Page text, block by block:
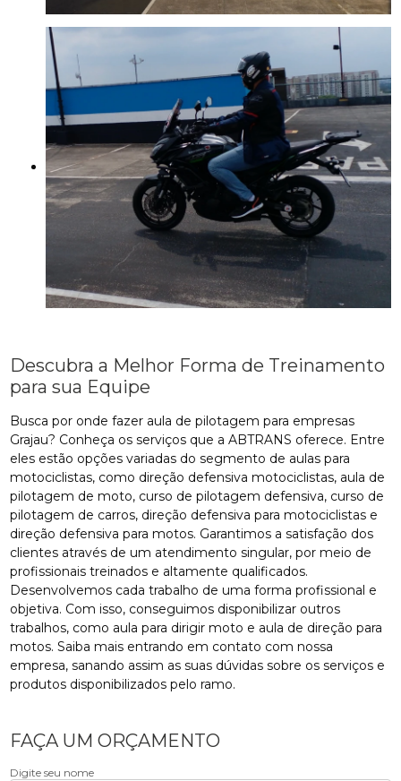
Descubra a Melhor Forma de Treinamento
para sua Equipe
Busca por onde fazer aula de pilotagem para empresas
Grajau? Conheça os serviços que a ABTRANS oferece. Entre
eles estão opções variadas do segmento de aulas para
motociclistas, como direção defensiva motociclistas, aula de
pilotagem de moto, curso de pilotagem defensiva, curso de
pilotagem de carros, direção defensiva para motociclistas e
direção defensiva para motos. Garantimos a satisfação dos
clientes através de um atendimento singular, por meio de
profissionais treinados e altamente qualificados.
Desenvolvemos cada trabalho de uma forma profissional e
objetiva. Com isso, conseguimos disponibilizar outros
trabalhos, como aula para dirigir moto e aula de direção para
motos. Saiba mais entrando em contato com nossa
empresa, sanando assim as suas dúvidas sobre os serviços e
produtos disponibilizados pelo ramo.
FAÇA UM ORÇAMENTO
Digite seu nome